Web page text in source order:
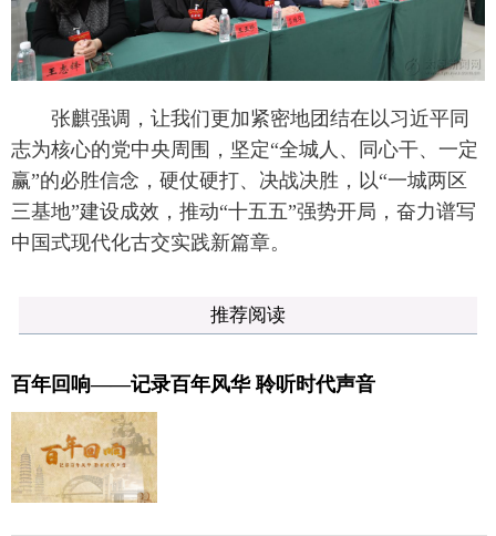
张麒强调，让我们更加紧密地团结在以习近平同
志为核心的党中央周围，坚定“全城人、同心干、一定
赢”的必胜信念，硬仗硬打、决战决胜，以“一城两区
三基地”建设成效，推动“十五五”强势开局，奋力谱写
中国式现代化古交实践新篇章。
推荐阅读
百年回响——记录百年风华 聆听时代声音